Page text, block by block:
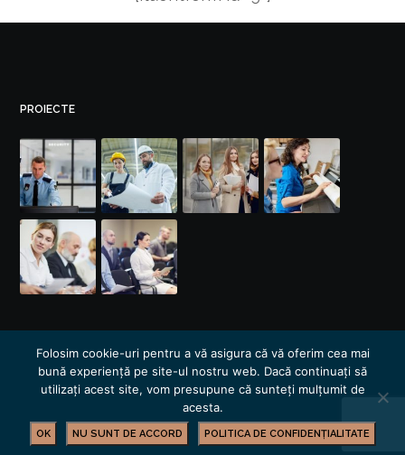
PROIECTE
Folosim cookie-uri pentru a vă asigura că vă oferim cea mai
bună experiență pe site-ul nostru web. Dacă continuați să
utilizați acest site, vom presupune că sunteți mulțumit de
acesta.
OK NU SUNT DE ACCORD POLITICA DE CONFIDENȚIALITATE